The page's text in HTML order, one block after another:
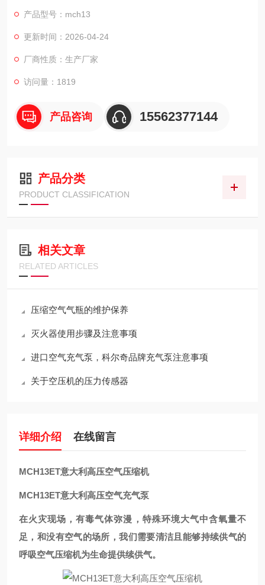
为生命提供续供气。
产品型号：mch13
更新时间：2026-04-24
厂商性质：生产厂家
访问量：1819
产品咨询 15562377144
产品分类
PRODUCT CLASSIFICATION
相关文章
RELATED ARTICLES
压缩空气气瓶的维护保养
灭火器使用步骤及注意事项
进口空气充气泵，科尔奇品牌充气泵注意事项
关于空压机的压力传感器
详细介绍 在线留言
MCH13ET意大利高压空气压缩机
MCH13ET意大利高压空气充气泵
在火灾现场，有毒气体弥漫，特殊环境大气中含氧量不
足，和没有空气的场所，我们需要清洁且能够持续供气的
呼吸空气压缩机为生命提供续供气。